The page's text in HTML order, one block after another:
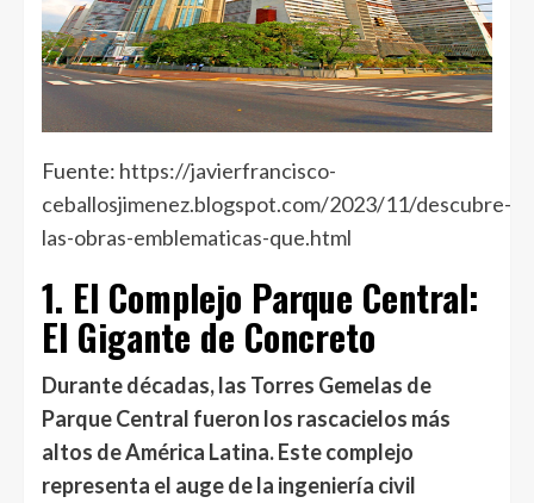
Fuente: https://javierfrancisco-
ceballosjimenez.blogspot.com/2023/11/descubre-
las-obras-emblematicas-que.html
1. El Complejo Parque Central:
El Gigante de Concreto
Durante décadas, las Torres Gemelas de
Parque Central fueron los rascacielos más
altos de América Latina. Este complejo
representa el auge de la ingeniería civil